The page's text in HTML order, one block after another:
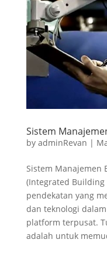
Sistem
by adminRevan |
Sistem Manajemen
(Integrated Building
pendekatan yang
dan teknologi
platform terpusat.
adalah untuk